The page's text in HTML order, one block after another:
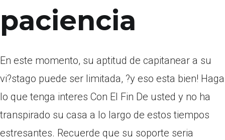
paciencia
En este momento, su aptitud de capitanear a su
vi?stago puede ser limitada, ?y eso esta bien! Haga
lo que tenga interes Con El Fin De usted y no ha
transpirado su casa a lo largo de estos tiempos
estresantes. Recuerde que su soporte seri­a